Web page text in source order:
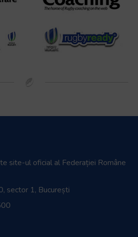
site-ul oficial al Federației Române
sector 1, București